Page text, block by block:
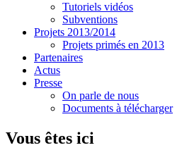
Tutoriels vidéos
Subventions
Projets 2013/2014
Projets primés en 2013
Partenaires
Actus
Presse
On parle de nous
Documents à télécharger
Vous êtes ici